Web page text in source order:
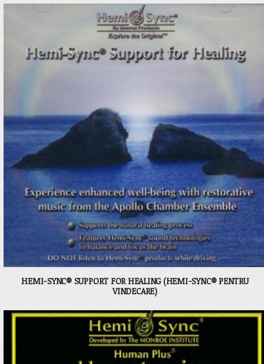
HEMI-SYNC® SUPPORT FOR HEALING (HEMI-SYNC® PENTRU
VINDECARE)